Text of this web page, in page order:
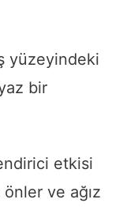
yüzeyindeki
bir
etkisi
ve ağız